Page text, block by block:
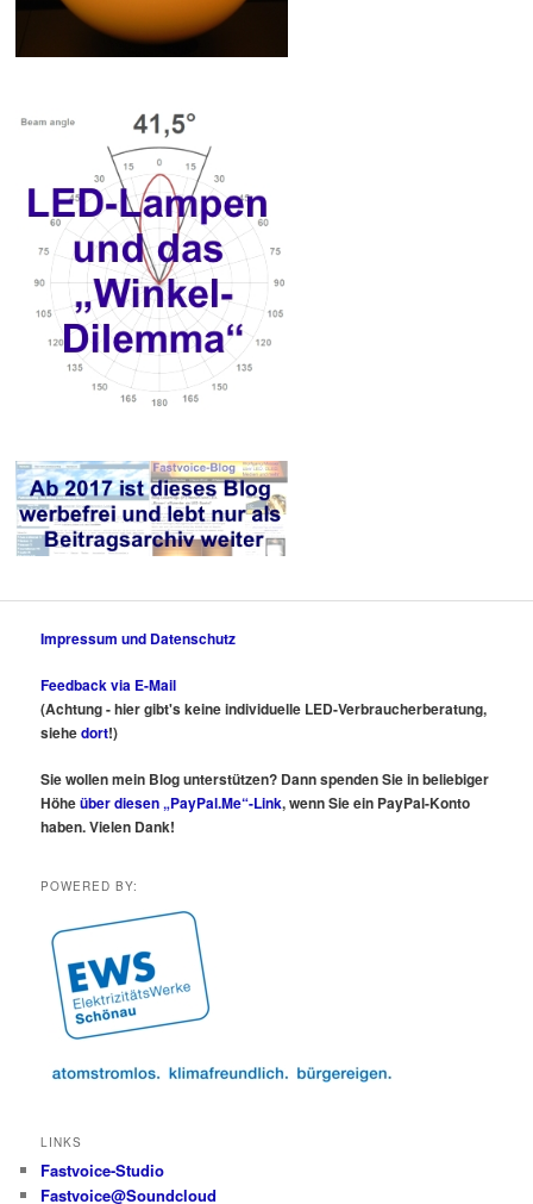
Impressum und Datenschutz
Feedback via E-Mail
(Achtung - hier gibt's keine individuelle LED-Verbraucherberatung,
siehedort!)
Sie wollen mein Blog unterstützen? Dann spenden Sie in beliebiger
Höheüber diesen „PayPal.Me“-Link, wenn Sie ein PayPal-Konto
haben. Vielen Dank!
POWERED BY:
LINKS
Fastvoice-Studio
Fastvoice@Soundcloud